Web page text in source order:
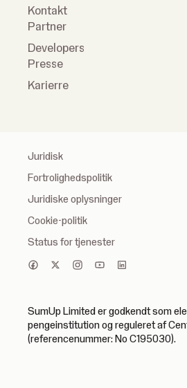
Kontakt
Partner
Developers
Presse
Karierre
Juridisk
Fortrolighedspolitik
Juridiske oplysninger
Cookie-politik
Status for tjenester
SumUp Limited er godkendt som
pengeinstitution og reguleret af
(referencenummer: No C195030).